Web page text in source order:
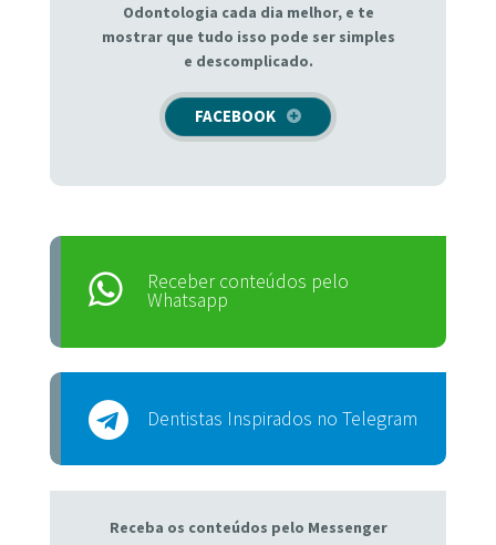
Odontologia cada dia melhor, e te
mostrar que tudo isso pode ser simples
e descomplicado.
FACEBOOK
Receber conteúdos pelo
Whatsapp
Dentistas Inspirados no Telegram
Receba os conteúdos pelo Messenger